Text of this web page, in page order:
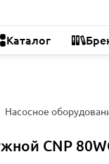
Каталог
Насосное
CNP